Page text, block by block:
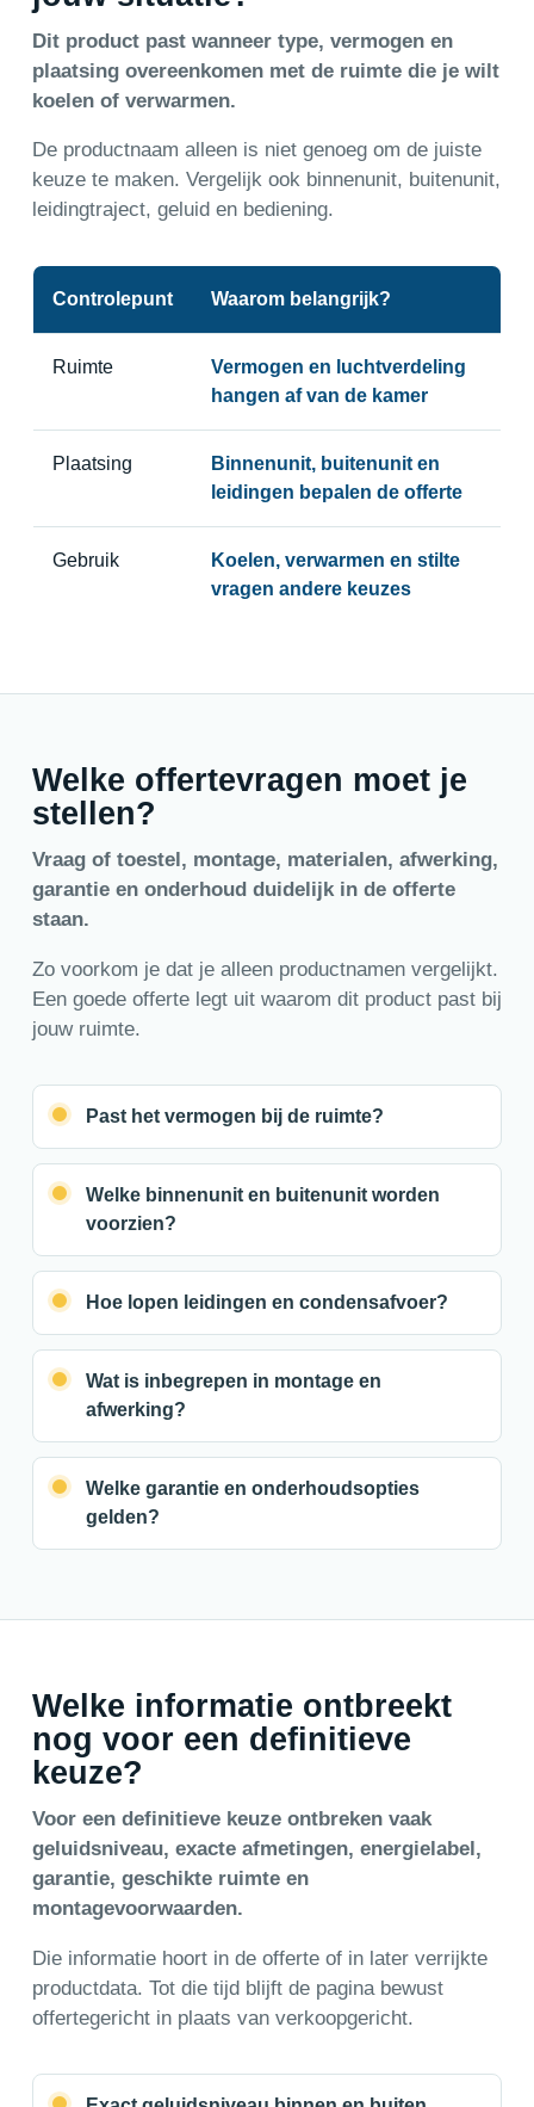
Dit product past wanneer type, vermogen en
plaatsing overeenkomen met de ruimte die je wilt
koelen of verwarmen.
De productnaam alleen is niet genoeg om de juiste
keuze te maken. Vergelijk ook binnenunit, buitenunit,
leidingtraject, geluid en bediening.
Controlepunt Waarom belangrijk?
Ruimte
Vermogen en luchtverdeling
hangen af van de kamer
Plaatsing
Binnenunit, buitenunit en
leidingen bepalen de offerte
Gebruik
Koelen, verwarmen en stilte
vragen andere keuzes
Welke offertevragen moet je
stellen?
Vraag of toestel, montage, materialen, afwerking,
garantie en onderhoud duidelijk in de offerte
staan.
Zo voorkom je dat je alleen productnamen vergelijkt.
Een goede offerte legt uit waarom dit product past bij
jouw ruimte.
Past het vermogen bij de ruimte?
Welke binnenunit en buitenunit worden
voorzien?
Hoe lopen leidingen en condensafvoer?
Wat is inbegrepen in montage en
afwerking?
Welke garantie en onderhoudsopties
gelden?
Welke informatie ontbreekt
nog voor een definitieve
keuze?
Voor een definitieve keuze ontbreken vaak
geluidsniveau, exacte afmetingen, energielabel,
garantie, geschikte ruimte en
montagevoorwaarden.
Die informatie hoort in de offerte of in later verrijkte
productdata. Tot die tijd blijft de pagina bewust
offertegericht in plaats van verkoopgericht.